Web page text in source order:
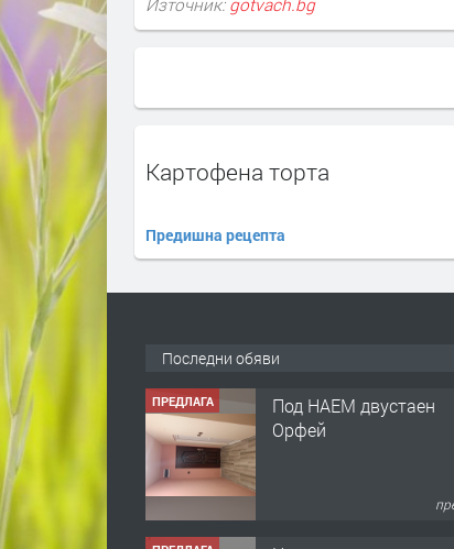
Източник: gotvach.bg
Картофена торта
Предишна рецепта
Последни обяви
ПРЕДЛАГА
Под НАЕМ двустаен
Орфей